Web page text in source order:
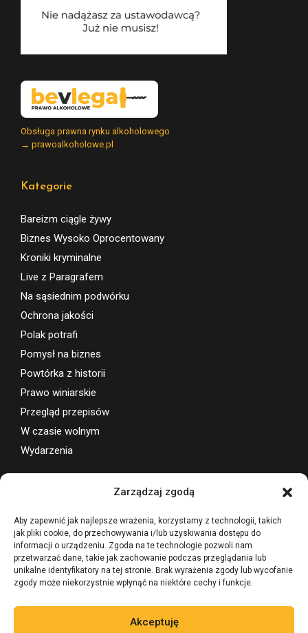
Zarządzaj zgodą
Aby zapewnić jak najlepsze wrażenia, korzystamy z technologii, takich
jak pliki cookie, do przechowywania i/lub uzyskiwania dostępu do
informacji o urządzeniu. Zgoda na te technologie pozwoli nam
przetwarzać dane, takie jak zachowanie podczas przeglądania lub
unikalne identyfikatory na tej stronie. Brak wyrażenia zgody lub wycofanie
zgody może niekorzystnie wpłynąć na niektóre cechy i funkcje.
Akceptuję
Obsługa prawna rynku alkoholowego
→ prawoalkoholowe.pl
Kategorie
Bareizm ciągle żywy
Biznes Wysoko Oprocentowany
Kroniki kryminalne
Live z Paragrafem
Na sąsiednim podwórku
Ochrona jakości
Polak potrafi
Pomysł na biznes
Powtórka z historii
Prawo winiarskie
Przegląd przepisów
W czasie wolnym
Wydarzenia